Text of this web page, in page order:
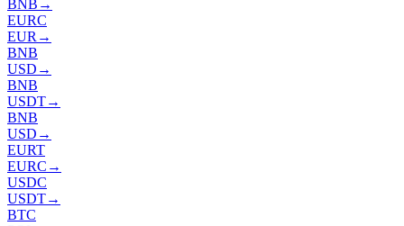
BNB →
EURC
EUR →
BNB
USD →
BNB
USDT→
BNB
USD →
EURT
EURC →
USDC
USDT→
BTC